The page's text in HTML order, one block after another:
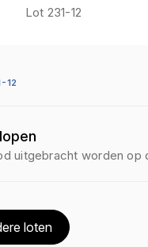
Lot 231-12
12
uitgebracht worden op
loten